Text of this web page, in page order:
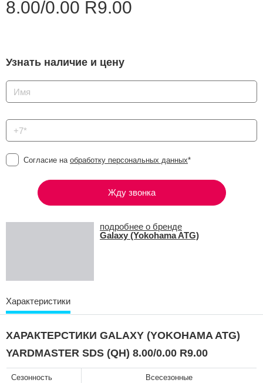
8.00/0.00 R9.00
Узнать наличие и цену
Согласие на обработку персональных данных*
Жду звонка
подробнее о бренде
Galaxy (Yokohama ATG)
Характеристики
ХАРАКТЕРСТИКИ GALAXY (YOKOHAMA ATG)
YARDMASTER SDS (QH) 8.00/0.00 R9.00
Сезонность Всесезонные